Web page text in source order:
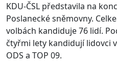
KDU-ČSL představila na
Poslanecké sněmovny.
volbách kandiduje 76 lidí.
čtyřmi lety kandidují lidovci
ODS a TOP 09.